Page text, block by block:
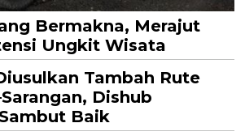
Bermakna, Merajut
Ungkit Wisata
Tambah Rute
Dishub
Baik